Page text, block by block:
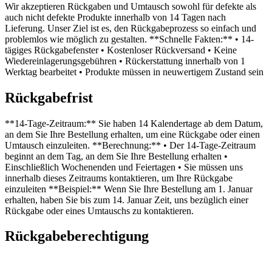
Wir akzeptieren Rückgaben und Umtausch sowohl für defekte als
auch nicht defekte Produkte innerhalb von 14 Tagen nach
Lieferung. Unser Ziel ist es, den Rückgabeprozess so einfach und
problemlos wie möglich zu gestalten. **Schnelle Fakten:** • 14-
tägiges Rückgabefenster • Kostenloser Rückversand • Keine
Wiedereinlagerungsgebühren • Rückerstattung innerhalb von 1
Werktag bearbeitet • Produkte müssen in neuwertigem Zustand sein
Rückgabefrist
**14-Tage-Zeitraum:** Sie haben 14 Kalendertage ab dem Datum,
an dem Sie Ihre Bestellung erhalten, um eine Rückgabe oder einen
Umtausch einzuleiten. **Berechnung:** • Der 14-Tage-Zeitraum
beginnt an dem Tag, an dem Sie Ihre Bestellung erhalten •
Einschließlich Wochenenden und Feiertagen • Sie müssen uns
innerhalb dieses Zeitraums kontaktieren, um Ihre Rückgabe
einzuleiten **Beispiel:** Wenn Sie Ihre Bestellung am 1. Januar
erhalten, haben Sie bis zum 14. Januar Zeit, uns bezüglich einer
Rückgabe oder eines Umtauschs zu kontaktieren.
Rückgabeberechtigung